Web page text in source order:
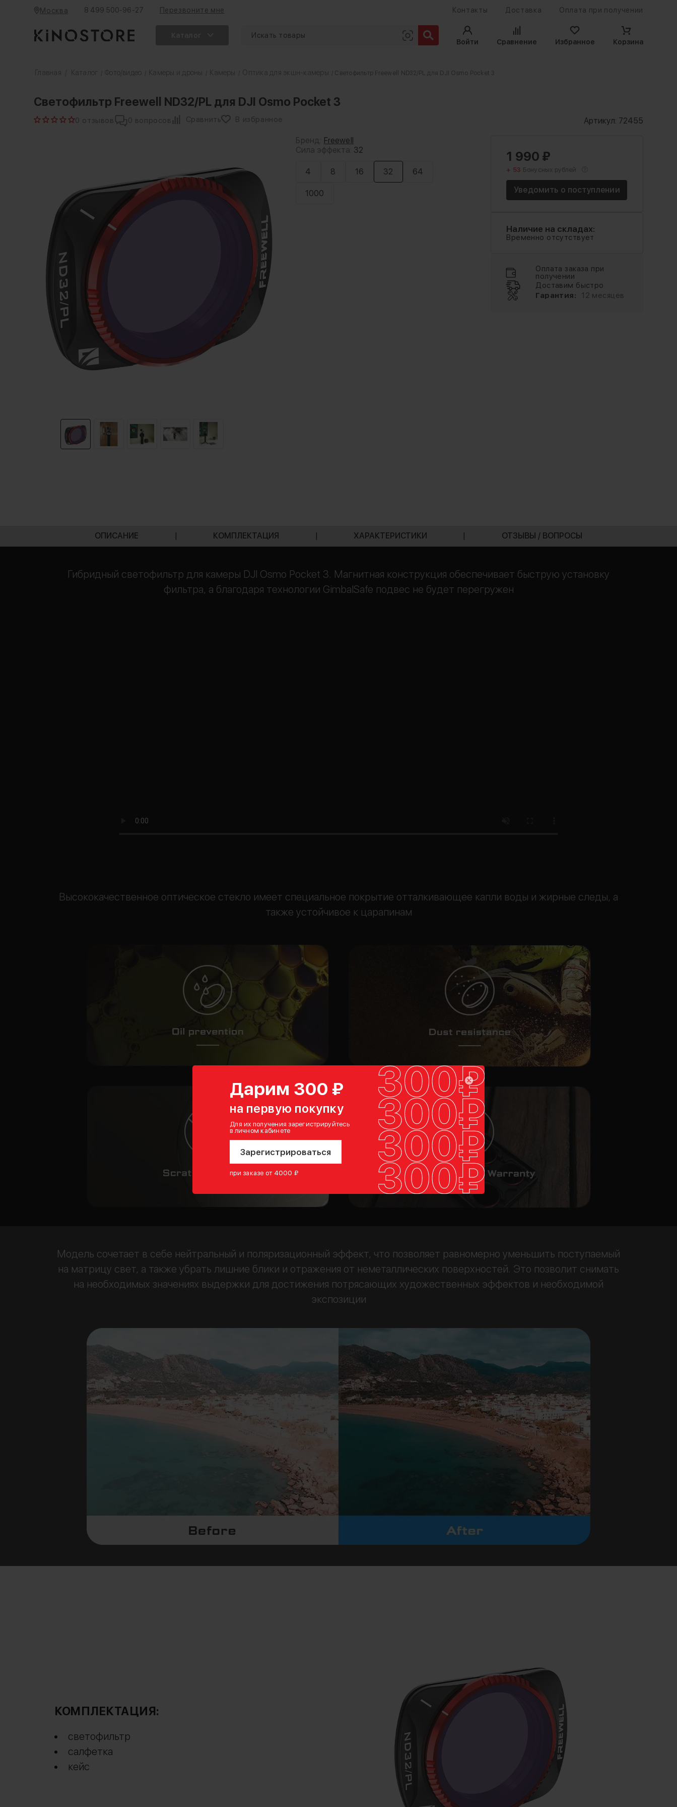
Дарим 300 ₽
на первую покупку
Для их получения зарегистрируйтесь
в личном кабинете
Зарегистрироваться
при заказе от 4000 ₽
Москва 8 499 500-96-27 Перезвоните мне Контакты Доставка Оплата при получении
Войти
Сравнение Избранное Корзина
Главная Каталог Фото/видео Камеры и дроны Камеры Оптика для экшн-камеры / Светофильтр Freewell ND32/PL для DJI Osmo Pocket 3
Светофильтр Freewell ND32/PL для DJI Osmo Pocket 3
0 отзывов 0 вопросов Сравнить В избранное Артикул: 72455
Бренд: Freewell
Сила эффекта: 32
4 8 16 32 64
1000
1 990 ₽
+ 53 Бонусных рублей
Уведомить о поступлении
Наличие на складах:
Временно отсутствует
Оплата заказа при
получении
Доставим быстро
Гарантия:
12 месяцев
ОПИСАНИЕ | КОМПЛЕКТАЦИЯ | ХАРАКТЕРИСТИКИ | ОТЗЫВЫ / ВОПРОСЫ
Гибридный светофильтр для камеры DJI Osmo Pocket 3. Магнитная конструкция обеспечивает быструю установку
фильтра, а благодаря технологии GimbalSafe подвес не будет перегружен
Высококачественное оптическое стекло имеет специальное покрытие отталкивающее капли воды и жирные следы, а
также устойчивое к царапинам
Модель сочетает в себе нейтральный и поляризационный эффект, что позволяет равномерно уменьшить поступаемый
на матрицу свет, а также убрать лишние блики и отражения от неметаллических поверхностей. Это позволит снимать
на необходимых значениях выдержки для достижения потрясающих художественных эффектов и необходимой
экспозиции
КОМПЛЕКТАЦИЯ:
светофильтр
салфетка
кейс